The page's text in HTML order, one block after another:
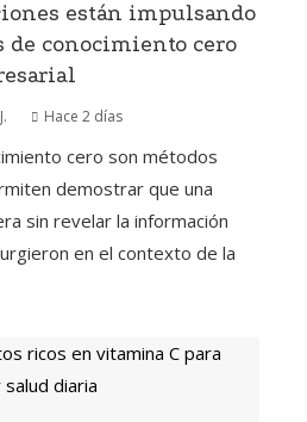
están impulsando
de conocimiento cero
Hace 2 días
cero son métodos
demostrar que una
sin revelar la información
en el contexto de la